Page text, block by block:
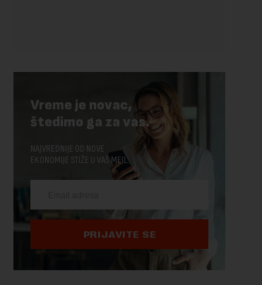
Vreme je novac,
štedimo ga za vas.
NAJVREDNIJE OD NOVE
EKONOMIJE STIŽE U VAŠ MEJL.
PRIJAVITE SE